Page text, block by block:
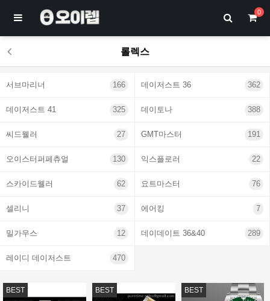
0
롤렉스
서브마리너 166 데이저스트 36 362
데이저스트 41 325 데이토나 388
씨드웰러 27 GMT마스터 191
오이스터퍼페츄얼 130 익스플로러 22
스카이드웰러 62 요트마스터 76
셀리니 37 에어킹 7
밀가우스 12 데이데이트 36&40 289
레이디 데이저스트 470
BEST BEST BEST